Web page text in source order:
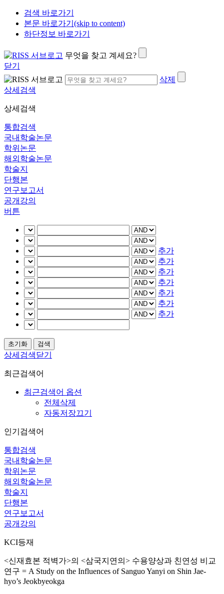
검색 바로가기
본문 바로가기(skip to content)
하단정보 바로가기
무엇을 찾고 계세요?
닫기
삭제
상세검색
상세검색
통합검색
국내학술논문
학위논문
해외학술논문
학술지
단행본
연구보고서
공개강의
버튼
추가
추가
추가
추가
추가
추가
추가
상세검색닫기
최근검색어
최근검색어 옵션
전체삭제
자동저장끄기
인기검색어
통합검색
국내학술논문
학위논문
해외학술논문
학술지
단행본
연구보고서
공개강의
KCI등재
<신재효본 적벽가>의 <삼국지연의> 수용양상과 친연성 비교
연구 = A Study on the Influences of Sanguo Yanyi on Shin Jae-
hyo’s Jeokbyeokga